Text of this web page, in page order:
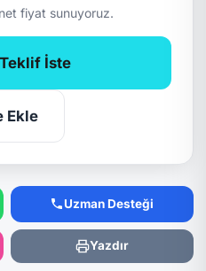
fiyat sunuyoruz.
İste
Ekle
Uzman Desteği
Yazdır